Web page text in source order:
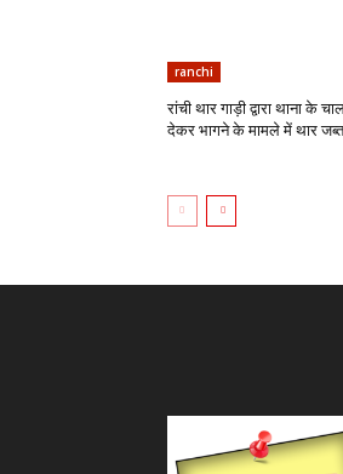
ranchi
रांची थार गाड़ी द्वारा थाना के
देकर भागने के मामले में थार जब्त